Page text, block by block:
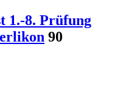
1.-8. Prüfung
90